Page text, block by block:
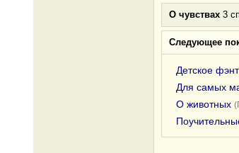
О чувствах 3
Следующее
Детское
Для самых
О животных